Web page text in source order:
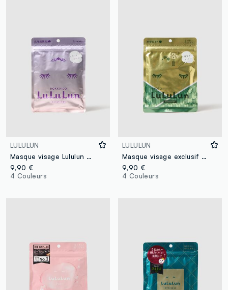
LULULUN
Masque visage Lululun pour une beauté exclusive
9,90 €
4 Couleurs
LULULUN
Masque visage exclusif Kyoto 7382
9,90 €
4 Couleurs